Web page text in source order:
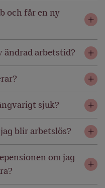
och får en ny
ändrad arbetstid?
sjuk?
blir arbetslös?
om jag